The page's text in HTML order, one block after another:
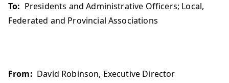
To: Presidents and Administrative Officers; Local,
Federated and Provincial Associations
From: David Robinson, Executive Director